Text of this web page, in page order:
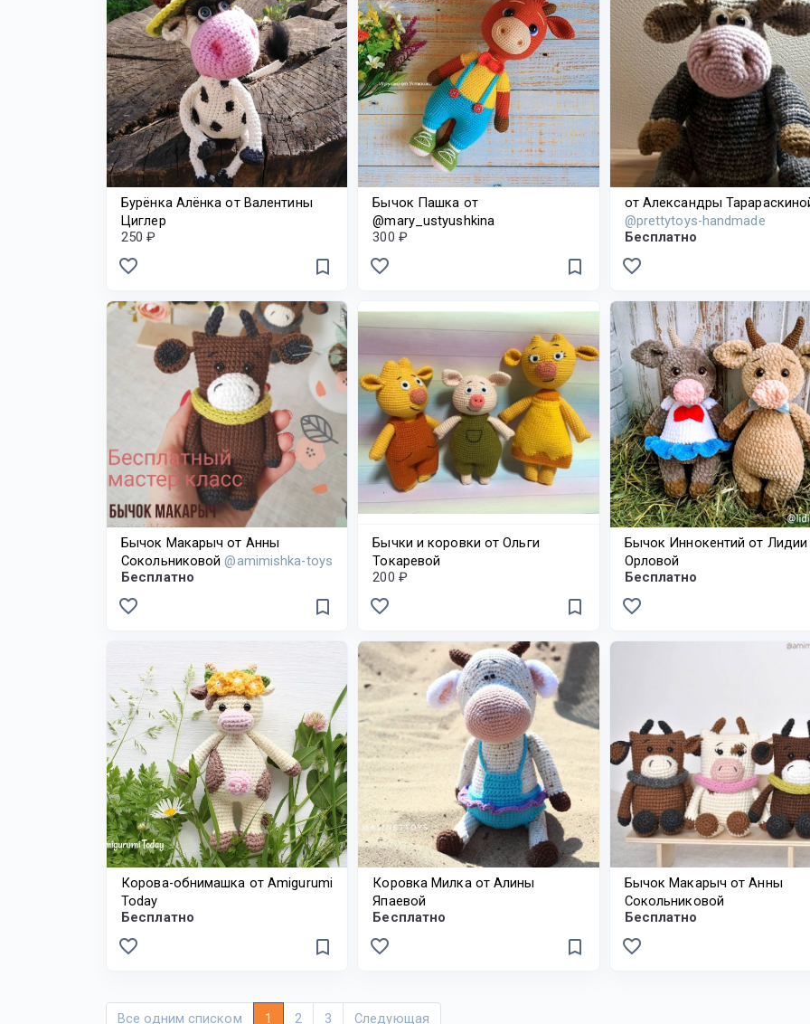
Бурёнка Алёнка от Валентины
Циглер
250 ₽
bookmark_border
favorite_border
Бычок Пашка от
@mary_ustyushkina
300 ₽
bookmark_border
favorite_border
от Александры
@prettytoys-handmade
Бесплатно
favorite_border
Бычок Макарыч от Анны
Сокольниковой@amimishka-toys
Бесплатно
bookmark_border
favorite_border
Бычки и коровки от Ольги
Токаревой
200 ₽
bookmark_border
favorite_border
Бычок Иннокентий от Лидии
Орловой
Бесплатно
favorite_border
Корова-обнимашка от Amigurumi
Today
Бесплатно
bookmark_border
favorite_border
Коровка Милка от Алины
Япаевой
Бесплатно
bookmark_border
favorite_border
Бычок Макарыч от Анны
Сокольниковой
Бесплатно
favorite_border
Все одним списком 1 2 3 Следующая